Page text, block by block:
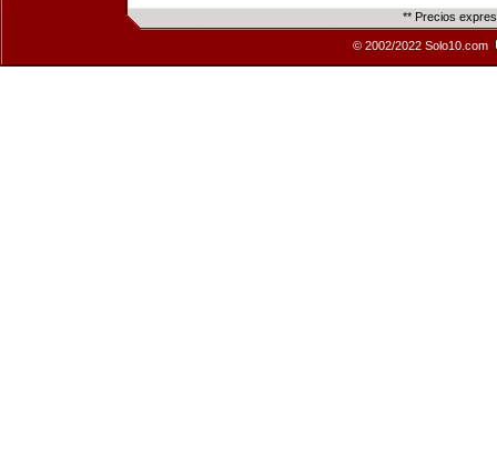
** Precios
© 2002/2022 Solo10.com